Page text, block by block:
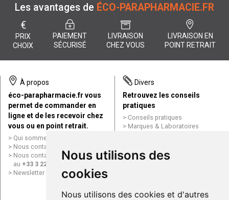
Nous utilisons des
cookies
Nous utilisons des cookies et d'autres
Les avantages de ÉCO-PARAPHARMACIE.FR
€
PRIX
CHOIX
PAIEMENT
SÉCURISÉ
LIVRAISON
CHEZ VOUS
LIVRAISON EN
POINT RETRAIT
À propos
éco-parapharmacie.fr vous
permet de commander en
ligne et de les recevoir chez
vous ou en point retrait.
Qui sommes nous ?
Nous contacter par e-mail
Nous contacter par téléphone
au +33 3 22 71 64 10
Newsletter
Divers
Retrouvez les conseils
pratiques
Conseils pratiques
Marques & Laboratoires
Mentions légales
Données personnelles
ligne